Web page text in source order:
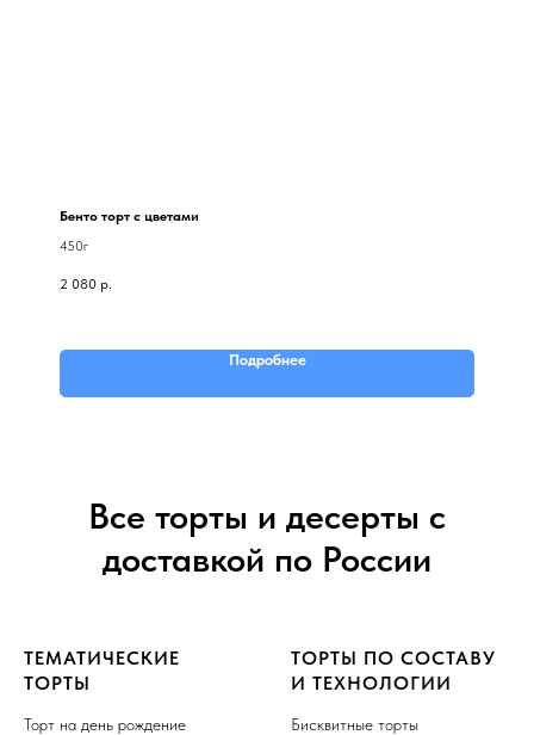
Бенто торт с цветами
450г
2 080 р.
Подробнее
Все торты и десерты с
доставкой по России
ТЕМАТИЧЕСКИЕ
ТОРТЫ
Торт на день рождение
ТОРТЫ ПО СОСТАВУ
И ТЕХНОЛОГИИ
Бисквитные торты